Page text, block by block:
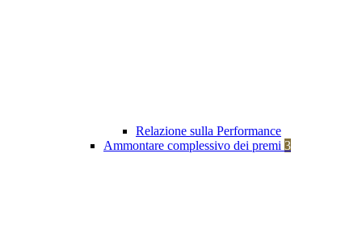
Relazione sulla Performance
Ammontare complessivo dei premi 3